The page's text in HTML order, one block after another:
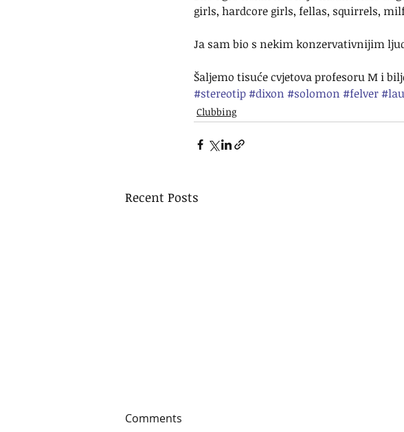
girls, hardcore girls, fellas, squirrels,
Ja sam bio s nekim konzervativnijim
Šaljemo tisuće cvjetova profesoru M i
#stereotip#dixon #solomon #felver
Clubbing
Recent Posts
Comments